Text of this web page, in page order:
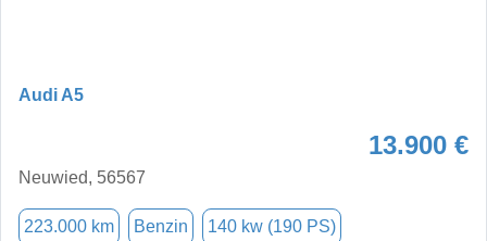
Audi A5
13.900 €
Neuwied, 56567
223.000 km Benzin 140 kw (190 PS)